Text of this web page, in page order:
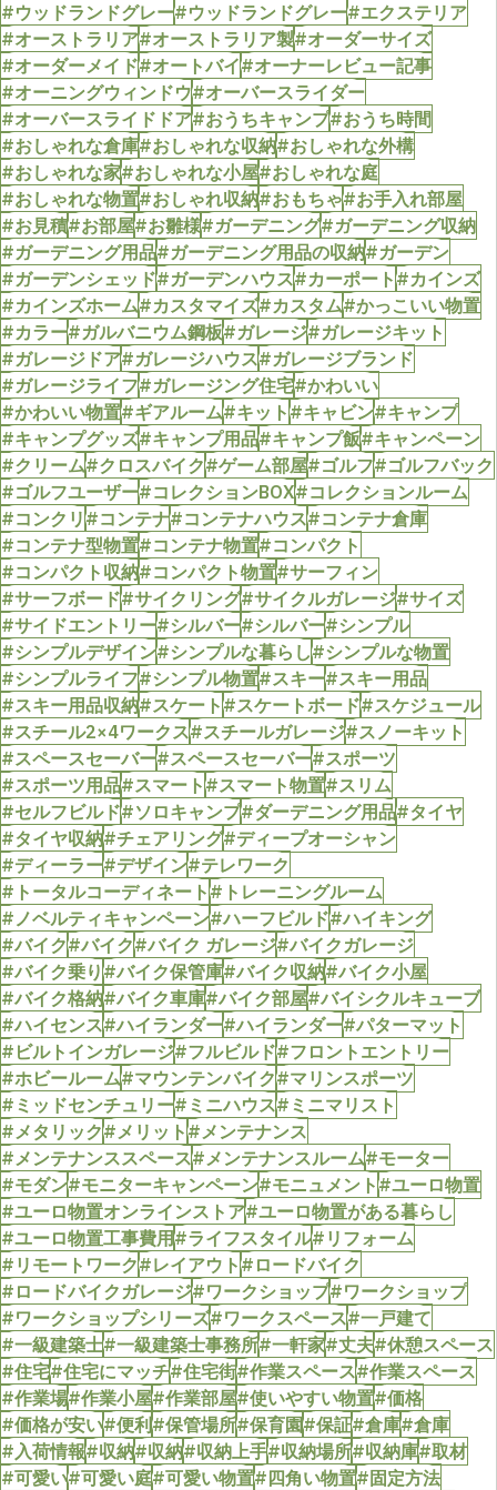
#ウッドランドグレー#ウッドランドグレー#エクステリア
#オーストラリア#オーストラリア製#オーダーサイズ
#オーダーメイド#オートバイ#オーナーレビュー記事
#オーニングウィンドウ#オーバースライダー
#オーバースライドドア#おうちキャンプ#おうち時間
#おしゃれな倉庫#おしゃれな収納#おしゃれな外構
#おしゃれな家#おしゃれな小屋#おしゃれな庭
#おしゃれな物置#おしゃれ収納#おもちゃ#お手入れ部屋
#お見積#お部屋#お雛様#ガーデニング#ガーデニング収納
#ガーデニング用品#ガーデニング用品の収納#ガーデン
#ガーデンシェッド#ガーデンハウス#カーポート#カインズ
#カインズホーム#カスタマイズ#カスタム#かっこいい物置
#カラー#ガルバニウム鋼板#ガレージ#ガレージキット
#ガレージドア#ガレージハウス#ガレージブランド
#ガレージライフ#ガレージング住宅#かわいい
#かわいい物置#ギアルーム#キット#キャビン#キャンプ
#キャンプグッズ#キャンプ用品#キャンプ飯#キャンペーン
#クリーム#クロスバイク#ゲーム部屋#ゴルフ#ゴルフバック
#ゴルフユーザー#コレクションBOX#コレクションルーム
#コンクリ#コンテナ#コンテナハウス#コンテナ倉庫
#コンテナ型物置#コンテナ物置#コンパクト
#コンパクト収納#コンパクト物置#サーフィン
#サーフボード#サイクリング#サイクルガレージ#サイズ
#サイドエントリー#シルバー#シルバー#シンプル
#シンプルデザイン#シンプルな暮らし#シンプルな物置
#シンプルライフ#シンプル物置#スキー#スキー用品
#スキー用品収納#スケート#スケートボード#スケジュール
#スチール2×4ワークス#スチールガレージ#スノーキット
#スペースセーバー#スペースセーバー#スポーツ
#スポーツ用品#スマート#スマート物置#スリム
#セルフビルド#ソロキャンプ#ダーデニング用品#タイヤ
#タイヤ収納#チェアリング#ディープオーシャン
#ディーラー#デザイン#テレワーク
#トータルコーディネート#トレーニングルーム
#ノベルティキャンペーン#ハーフビルド#ハイキング
#バイク#バイク#バイク ガレージ#バイクガレージ
#バイク乗り#バイク保管庫#バイク収納#バイク小屋
#バイク格納#バイク車庫#バイク部屋#バイシクルキューブ
#ハイセンス#ハイランダー#ハイランダー#パターマット
#ビルトインガレージ#フルビルド#フロントエントリー
#ホビールーム#マウンテンバイク#マリンスポーツ
#ミッドセンチュリー#ミニハウス#ミニマリスト
#メタリック#メリット#メンテナンス
#メンテナンススペース#メンテナンスルーム#モーター
#モダン#モニターキャンペーン#モニュメント#ユーロ物置
#ユーロ物置オンラインストア#ユーロ物置がある暮らし
#ユーロ物置工事費用#ライフスタイル#リフォーム
#リモートワーク#レイアウト#ロードバイク
#ロードバイクガレージ#ワークショップ#ワークショップ
#ワークショップシリーズ#ワークスペース#一戸建て
#一級建築士#一級建築士事務所#一軒家#丈夫#休憩スペース
#住宅#住宅にマッチ#住宅街#作業スペース#作業スペース
#作業場#作業小屋#作業部屋#使いやすい物置#価格
#価格が安い#便利#保管場所#保育園#保証#倉庫#倉庫
#入荷情報#収納#収納#収納上手#収納場所#収納庫#取材
#可愛い#可愛い庭#可愛い物置#四角い物置#固定方法